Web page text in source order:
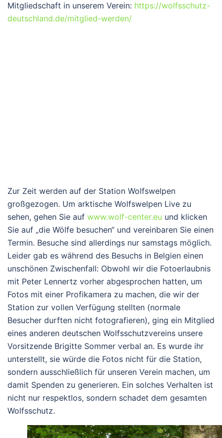
Mitgliedschaft in unserem Verein: https://wolfsschutz-
deutschland.de/mitglied-werden/
Zur Zeit werden auf der Station Wolfswelpen
großgezogen. Um arktische Wolfswelpen Live zu
sehen, gehen Sie auf www.wolf-center.eu und klicken
Sie auf „die Wölfe besuchen“ und vereinbaren Sie einen
Termin. Besuche sind allerdings nur samstags möglich.
Leider gab es während des Besuchs in Belgien einen
unschönen Zwischenfall: Obwohl wir die Fotoerlaubnis
mit Peter Lennertz vorher abgesprochen hatten, um
Fotos mit einer Profikamera zu machen, die wir der
Station zur vollen Verfügung stellten (normale
Besucher durften nicht fotografieren), ging ein Mitglied
eines anderen deutschen Wolfsschutzvereins unsere
Vorsitzende Brigitte Sommer verbal an. Es wurde ihr
unterstellt, sie würde die Fotos nicht für die Station,
sondern ausschließlich für unseren Verein machen, um
damit Spenden zu generieren. Ein solches Verhalten ist
nicht nur respektlos, sondern schadet dem gesamten
Wolfsschutz.